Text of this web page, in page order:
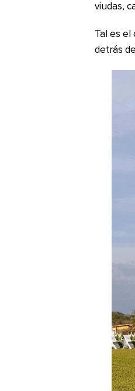
viudas,
Tal es el
detrás